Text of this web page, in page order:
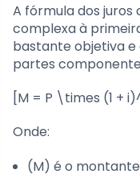
A fórmula dos
complexa à
bastante objetiva
partes
[M = P \times (1 +
Onde:
(M) é o